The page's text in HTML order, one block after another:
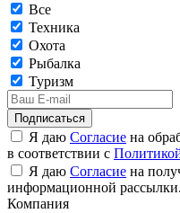
Все
Техника
Охота
Рыбалка
Туризм
Подписаться
Я даю Согласие на
в соответствии с
Я даю Согласие на
информационной рассылки.
Компания